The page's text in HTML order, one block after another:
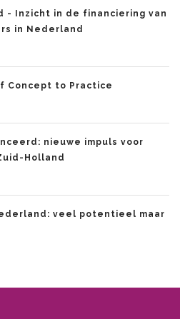
- Inzicht in de financiering van
in Nederland
Concept to Practice
nieuwe impuls voor
Holland
veel potentieel maar